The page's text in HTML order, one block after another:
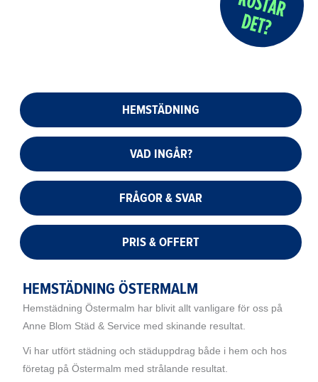
HEMSTÄDNING
VAD INGÅR?
FRÅGOR & SVAR
PRIS & OFFERT
HEMSTÄDNING ÖSTERMALM
Hemstädning Östermalm har blivit allt vanligare för oss på
Anne Blom Städ & Service med skinande resultat.
Vi har utfört städning och städuppdrag både i hem och hos
företag på Östermalm med strålande resultat.